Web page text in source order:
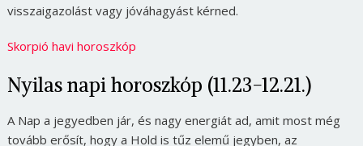
visszaigazolást vagy jóváhagyást kérned.
Skorpió havi horoszkóp
Nyilas napi horoszkóp (11.23-12.21.)
A Nap a jegyedben jár, és nagy energiát ad, amit most még
tovább erősít, hogy a Hold is tűz elemű jegyben, az